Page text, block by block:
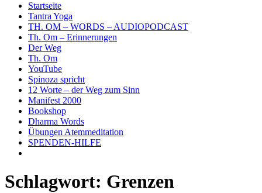
Startseite
Tantra Yoga
TH. OM – WORDS – AUDIOPODCAST
Th. Om – Erinnerungen
Der Weg
Th. Om
YouTube
Spinoza spricht
12 Worte – der Weg zum Sinn
Manifest 2000
Bookshop
Dharma Words
Übungen Atemmeditation
SPENDEN-HILFE
Schlagwort: Grenzen